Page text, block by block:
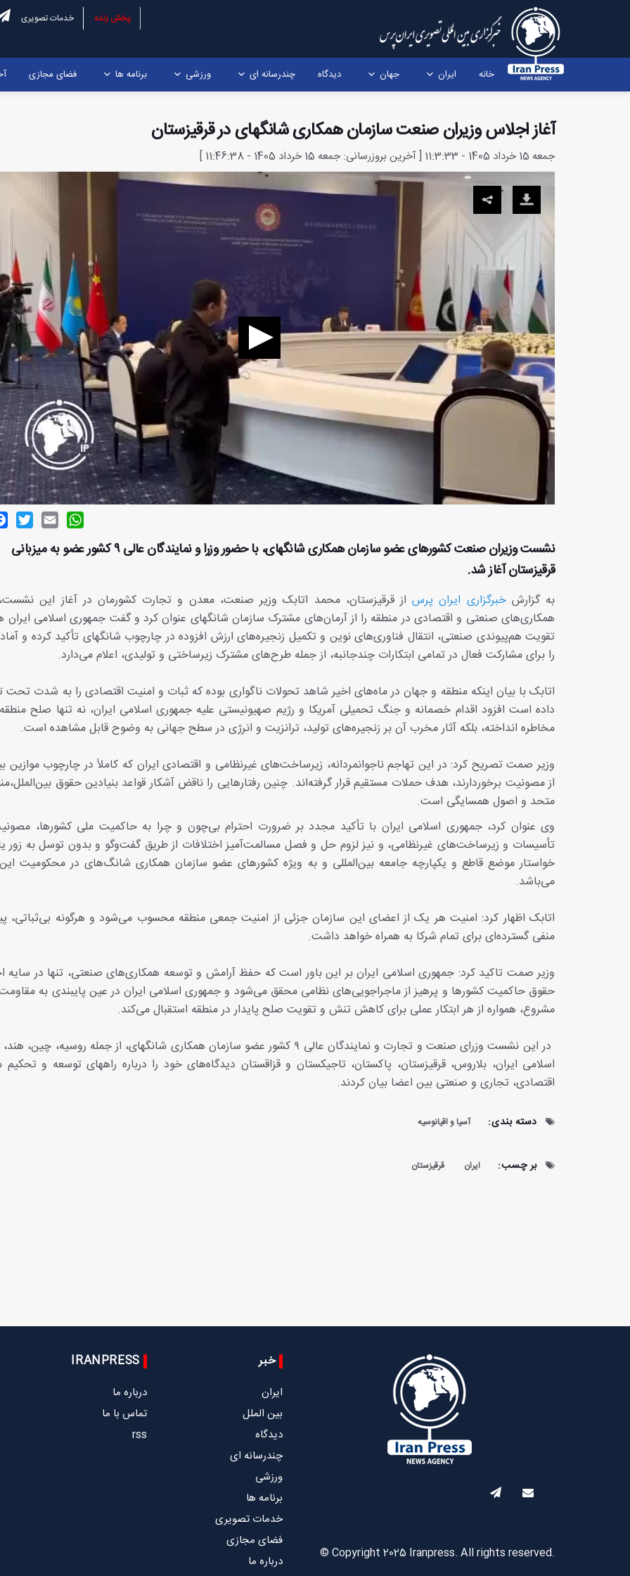
پخش زنده خدمات تصویری
خانه ایران جهان دیدگاه چندرسانه ای ورزشی برنامه ها فضای مجازی
آغاز اجلاس وزیران صنعت سازمان همکاری شانگهای در قرقیزستان
جمعه 15 خرداد 1405 - 11:3:33 [ آخرین بروزرسانی: جمعه 15 خرداد 1405 - 11:46:38 ]
Email
WhatsApp
نشست وزیران صنعت کشورهای عضو سازمان همکاری شانگهای، با حضور وزرا و نمایندگان عالی ۹ کشور عضو به میزبانی
قرقیزستان آغاز شد.
به گزارشخبرگزاری ایران پرساز قرقیزستان، محمد اتابک وزیر صنعت، معدن و تجارت کشورمان در آغاز این
همکاری‌های صنعتی و اقتصادی در منطقه را از آرمان‌های مشترک سازمان شانگهای عنوان کرد و گفت جمهوری اسلامی ایران
تقویت هم‌پیوندی صنعتی، انتقال فناوری‌های نوین و تکمیل زنجیره‌های ارزش افزوده در چارچوب شانگهای تأکید کرده و
را برای مشارکت فعال در تمامی ابتکارات چندجانبه، از جمله طرح‌های مشترک زیرساختی و تولیدی، اعلام می‌دارد.
اتابک با بیان اینکه منطقه و جهان در ماه‌های اخیر شاهد تحولات ناگواری بوده که ثبات و امنیت اقتصادی را به شدت تحت
داده است افزود اقدام خصمانه و جنگ تحمیلی آمریکا و رژیم صهیونیستی علیه جمهوری اسلامی ایران، نه تنها صلح
مخاطره انداخته، بلکه آثار مخرب آن بر زنجیره‌های تولید، ترانزیت و انرژی در سطح جهانی به وضوح قابل مشاهده است.
وزیر صمت تصریح کرد: در این تهاجم ناجوانمردانه، زیرساخت‌های غیرنظامی و اقتصادی ایران که کاملاً در چارچوب موازین
از مصونیت برخوردارند، هدف حملات مستقیم قرار گرفته‌اند. چنین رفتارهایی را ناقض آشکار قواعد بنیادین حقوق
متحد و اصول همسایگی است.
وی عنوان کرد، جمهوری اسلامی ایران با تأکید مجدد بر ضرورت احترام بی‌چون و چرا به حاکمیت ملی کشورها،
تأسیسات و زیرساخت‌های غیرنظامی، و نیز لزوم حل و فصل مسالمت‌آمیز اختلافات از طریق گفت‌وگو و بدون توسل به زور
خواستار موضع قاطع و یکپارچه جامعه بین‌المللی و به ویژه کشورهای عضو سازمان همکاری شانگ‌های در محکومیت
می‌باشد.
اتابک اظهار کرد: امنیت هر یک از اعضای این سازمان جزئی از امنیت جمعی منطقه محسوب می‌شود و هرگونه بی‌ثباتی،
منفی گسترده‌ای برای تمام شرکا به همراه خواهد داشت.
وزیر صمت تاکید کرد: جمهوری اسلامی ایران بر این باور است که حفظ آرامش و توسعه همکاری‌های صنعتی، تنها در سایه
حقوق حاکمیت کشورها و پرهیز از ماجراجویی‌های نظامی محقق می‌شود و جمهوری اسلامی ایران در عین پایبندی به
مشروع، همواره از هر ابتکار عملی برای کاهش تنش و تقویت صلح پایدار در منطقه استقبال می‌کند.
در این نشست وزرای صنعت و تجارت و نمایندگان عالی ۹ کشور عضو سازمان همکاری شانگهای، از جمله روسیه،
اسلامی ایران، بلاروس، قرقیزستان، پاکستان، تاجیکستان و قزاقستان دیدگاه‌های خود را درباره راههای توسعه و تحکیم
اقتصادی، تجاری و صنعتی بین اعضا بیان کردند.
دسته بندی: آسیا و اقیانوسیه
بر چسب: ایران قرقیزستان
© Copyright 2025 Iranpress. All rights reserved.
خبر
ایران
بین الملل
دیدگاه
چندرسانه ای
ورزشی
برنامه ها
خدمات تصویری
فضای مجازی
درباره ما
IRANPRESS
درباره ما
تماس با ما
rss